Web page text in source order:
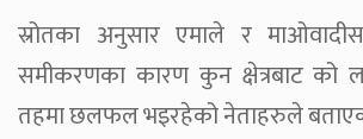
स्रोतका अनुसार एमाले र
समीकरणका कारण कुन क्षेत्रबाट को
तहमा छलफल भइरहेको नेताहरुले